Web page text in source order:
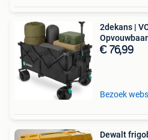
2dekans |
€ 76,99
Bezoek
Dewalt